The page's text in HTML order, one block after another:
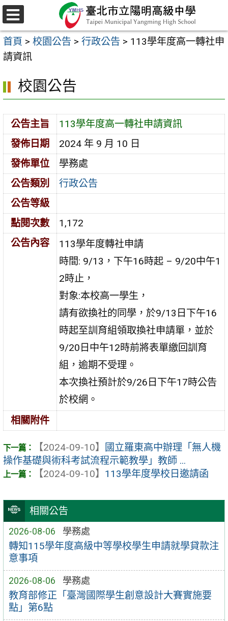
跳
至
主
要
容
區
選
單
首頁 > 校園公告 > 行政公告 > 113學年度高一轉社申
請資訊
相關公告
2026-08-06 學務處
轉知115學年度高級中等學校學生申請就學貸款注
意事項
2026-08-06 學務處
教育部修正「臺灣國際學生創意設計大賽實施要
點」第6點
校園公告
公告主旨
113學年度高一轉社申請資訊
發佈日期
2024 年 9 月 10 日
發佈單位
學務處
公告類別
行政公告
公告等級
點閱次數
1,172
公告內容
113學年度轉社申請
時間: 9/13，下午16時起 – 9/20中午1
2時止，
對象:本校高一學生，
請有欲換社的同學，於9/13日下午16
時起至訓育組領取換社申請單，並於
9/20日中午12時前將表單繳回訓育
組，逾期不受理。
本次換社預計於9/26日下午17時公告
於校網。
相關附件
【2024-09-10】
國立羅東高中辦理「無人機
操作基礎與術科考試流程示範教學」教師 ...
【2024-09-10】 113學年度學校日邀請函